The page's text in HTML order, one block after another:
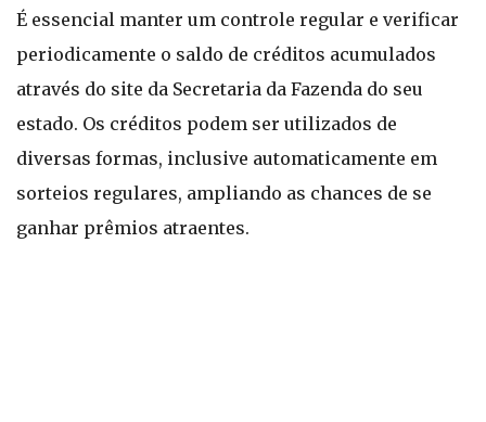
É essencial manter um controle regular e verificar
periodicamente o saldo de créditos acumulados
através do site da Secretaria da Fazenda do seu
estado. Os créditos podem ser utilizados de
diversas formas, inclusive automaticamente em
sorteios regulares, ampliando as chances de se
ganhar prêmios atraentes.